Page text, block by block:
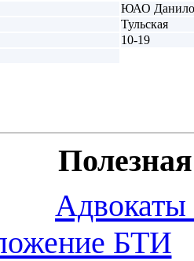
ЮАО
Тульская
10-19
БТИ